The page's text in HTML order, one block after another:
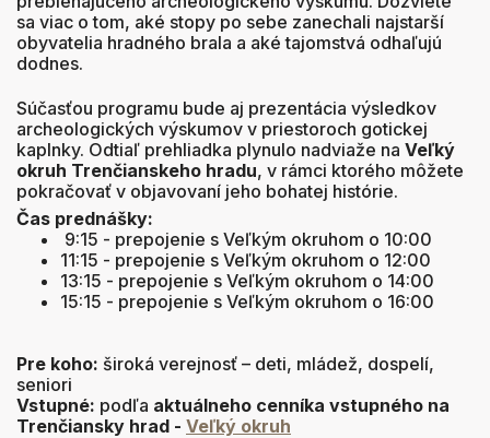
sa viac o tom, aké stopy po sebe zanechali najstarší
obyvatelia hradného brala a aké tajomstvá odhaľujú
dodnes.
Súčasťou programu bude aj prezentácia výsledkov
archeologických výskumov v priestoroch gotickej
kaplnky. Odtiaľ prehliadka plynulo nadviaže na Veľký
okruh Trenčianskeho hradu, v rámci ktorého môžete
pokračovať v objavovaní jeho bohatej histórie.
Čas prednášky:
9:15 - prepojenie s Veľkým okruhom o 10:00
11:15 - prepojenie s Veľkým okruhom o 12:00
13:15 - prepojenie s Veľkým okruhom o 14:00
15:15 - prepojenie s Veľkým okruhom o 16:00
Pre koho: široká verejnosť – deti, mládež, dospelí,
seniori
Vstupné: podľa aktuálneho cenníka vstupného na
Trenčiansky hrad - Veľký okruh